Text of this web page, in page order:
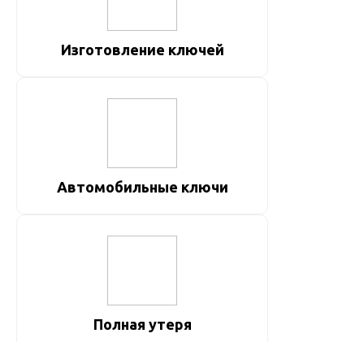
Изготовление ключей
Автомобильные ключи
Полная утеря